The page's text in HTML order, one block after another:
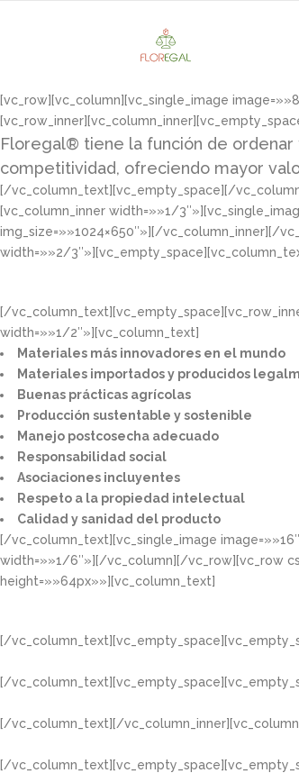
[vc_row][vc_column][vc_single_image
Floregal® tiene la función de
competitividad, ofreciendo mayor
[/vc_column_text][vc_empty_space][/
[vc_column_inner width=»»1/
img_size=»»1024×650″»][/vc_column_inner][/
width=»»2/
[/
width=»»1/2″»][vc_column_text]
Materiales más innovadores en el mundo​
Materiales importados y producidos
Buenas prácticas agrícolas​
Producción sustentable y sostenible​
Manejo postcosecha adecuado​
Responsabilidad social​
Asociaciones incluyentes​
Respeto a la propiedad intelectual​​
Calidad y sanidad del producto​
[/vc_column_text][vc_single_image
width=»»1/6″»][/vc_column][/vc_row][vc_row
height=»»64px»»][vc_column_text]
[/
[/
[/vc_column_text][/
[/